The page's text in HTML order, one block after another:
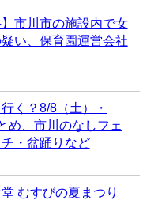
市川市の施設内で女
い、保育園運営会社
く？8/8（土）・
め、市川のなしフェ
・盆踊りなど
むすびの夏まつり